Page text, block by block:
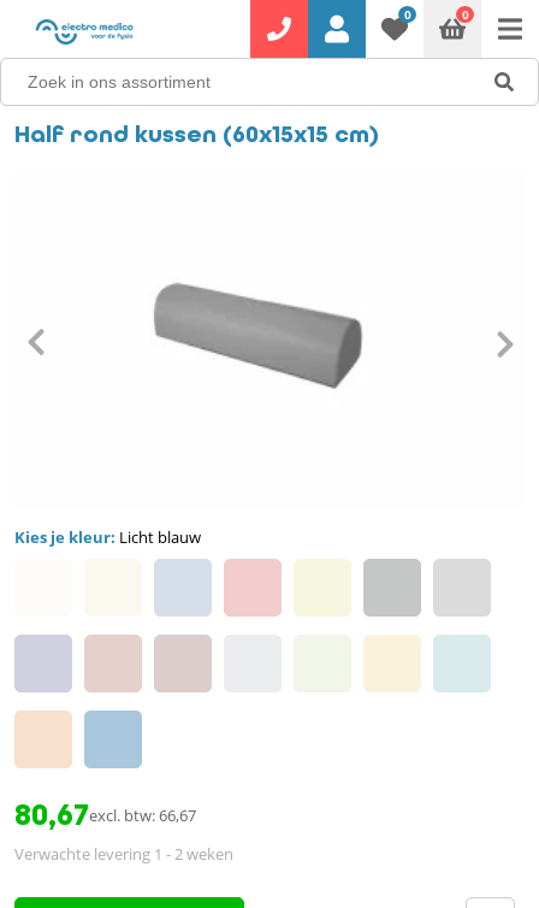
0 0
Half rond kussen (60x15x15 cm)
Kies je kleur: Licht blauw
80,67excl. btw: 66,67
Verwachte levering 1 - 2 weken